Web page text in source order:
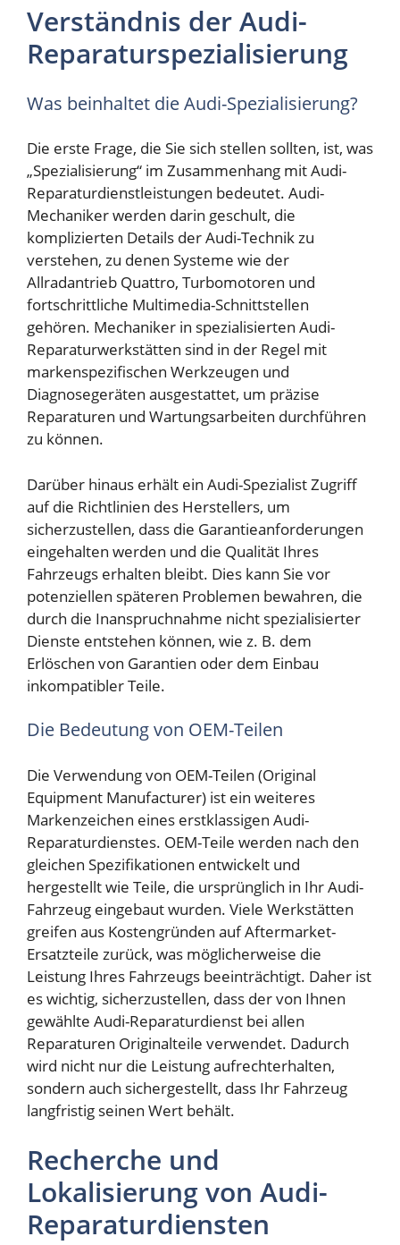
Verständnis der Audi-
Reparaturspezialisierung
Was beinhaltet die Audi-Spezialisierung?
Die erste Frage, die Sie sich stellen sollten, ist, was
„Spezialisierung“ im Zusammenhang mit Audi-
Reparaturdienstleistungen bedeutet. Audi-
Mechaniker werden darin geschult, die
komplizierten Details der Audi-Technik zu
verstehen, zu denen Systeme wie der
Allradantrieb Quattro, Turbomotoren und
fortschrittliche Multimedia-Schnittstellen
gehören. Mechaniker in spezialisierten Audi-
Reparaturwerkstätten sind in der Regel mit
markenspezifischen Werkzeugen und
Diagnosegeräten ausgestattet, um präzise
Reparaturen und Wartungsarbeiten durchführen
zu können.
Darüber hinaus erhält ein Audi-Spezialist Zugriff
auf die Richtlinien des Herstellers, um
sicherzustellen, dass die Garantieanforderungen
eingehalten werden und die Qualität Ihres
Fahrzeugs erhalten bleibt. Dies kann Sie vor
potenziellen späteren Problemen bewahren, die
durch die Inanspruchnahme nicht spezialisierter
Dienste entstehen können, wie z. B. dem
Erlöschen von Garantien oder dem Einbau
inkompatibler Teile.
Die Bedeutung von OEM-Teilen
Die Verwendung von OEM-Teilen (Original
Equipment Manufacturer) ist ein weiteres
Markenzeichen eines erstklassigen Audi-
Reparaturdienstes. OEM-Teile werden nach den
gleichen Spezifikationen entwickelt und
hergestellt wie Teile, die ursprünglich in Ihr Audi-
Fahrzeug eingebaut wurden. Viele Werkstätten
greifen aus Kostengründen auf Aftermarket-
Ersatzteile zurück, was möglicherweise die
Leistung Ihres Fahrzeugs beeinträchtigt. Daher ist
es wichtig, sicherzustellen, dass der von Ihnen
gewählte Audi-Reparaturdienst bei allen
Reparaturen Originalteile verwendet. Dadurch
wird nicht nur die Leistung aufrechterhalten,
sondern auch sichergestellt, dass Ihr Fahrzeug
langfristig seinen Wert behält.
Recherche und
Lokalisierung von Audi-
Reparaturdiensten